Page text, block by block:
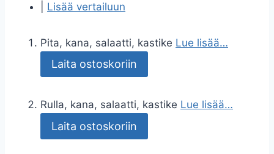
Lisää vertailuun
Pita, kana, salaatti, kastike Lue lisää…
Laita ostoskoriin
Rulla, kana, salaatti, kastike Lue lisää…
Laita ostoskoriin